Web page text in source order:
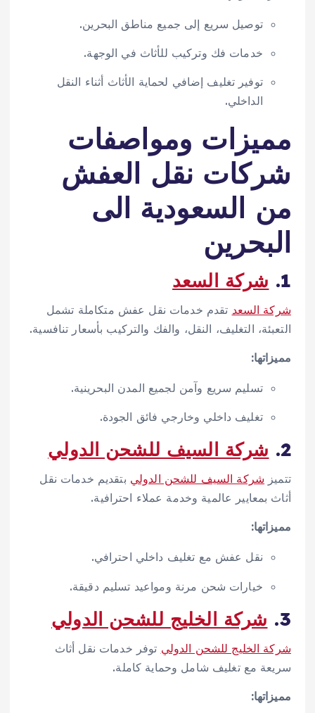
توصيل سريع إلى جميع مناطق البحرين.
خدمات فك وتركيب للأثاث في الوجهة.
توفير تغليف إضافي لحماية الأثاث أثناء النقل
الداخلي.
مميزات ومواصفات
شركات نقل العفش
من السعودية الى
البحرين
1. شركة السعد
شركة السعد تقدم خدمات نقل عفش متكاملة تشمل
التعبئة، التغليف، النقل، والفك والتركيب بأسعار تنافسية.
مميزاتها:
تسليم سريع وآمن لجميع المدن البحرينية.
تغليف داخلي وخارجي فائق الجودة.
2. شركة السيف للشحن الدولي
تتميز شركة السيف للشحن الدولي بتقديم خدمات نقل
أثاث بمعايير عالمية وخدمة عملاء احترافية.
مميزاتها:
نقل عفش مع تغليف داخلي احترافي.
خيارات شحن مرنة ومواعيد تسليم دقيقة.
3. شركة الخليج للشحن الدولي
شركة الخليج للشحن الدولي توفر خدمات نقل أثاث
سريعة مع تغليف شامل وحماية كاملة.
مميزاتها: